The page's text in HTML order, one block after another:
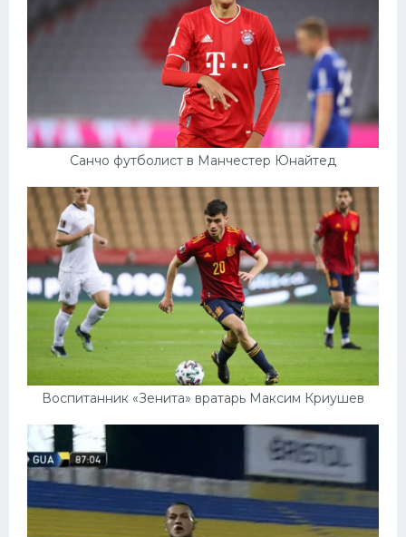
Санчо футболист в Манчестер Юнайтед
Воспитанник «Зенита» вратарь Максим Криушев